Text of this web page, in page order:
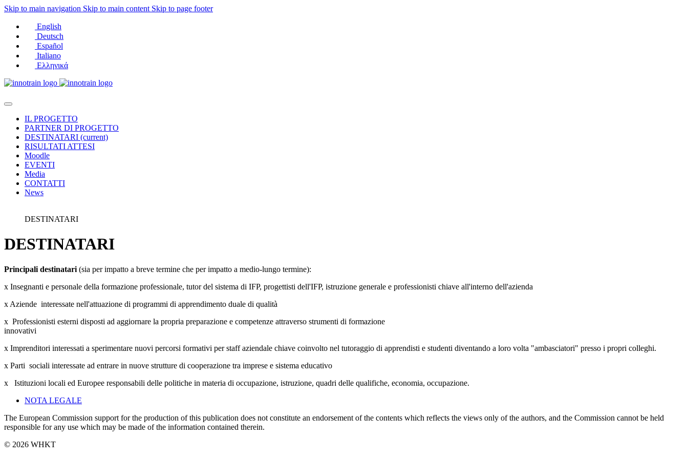
Skip to main navigation Skip to main content Skip to page footer
English
Deutsch
Español
Italiano
Ελληνικά
IL PROGETTO
PARTNER DI PROGETTO
DESTINATARI (current)
RISULTATI ATTESI
Moodle
EVENTI
Media
CONTATTI
News
DESTINATARI
DESTINATARI
Principali destinatari (sia per impatto a breve termine che per impatto a medio-lungo termine):
x Insegnanti e personale della formazione professionale, tutor del sistema di IFP, progettisti dell'IFP, istruzione generale e professionisti chiave all'interno dell'azienda
x Aziende interessate nell'attuazione di programmi di apprendimento duale di qualità
x Professionisti esterni disposti ad aggiornare la propria preparazione e competenze attraverso strumenti di formazione
innovativi
x Imprenditori interessati a sperimentare nuovi percorsi formativi per staff aziendale chiave coinvolto nel tutoraggio di apprendisti e studenti diventando a loro volta "ambasciatori" presso i propri colleghi.
x Parti sociali interessate ad entrare in nuove strutture di cooperazione tra imprese e sistema educativo
x Istituzioni locali ed Europee responsabili delle politiche in materia di occupazione, istruzione, quadri delle qualifiche, economia, occupazione.
NOTA LEGALE
The European Commission support for the production of this publication does not constitute an endorsement of the contents which reflects the views only of the authors, and the Commission cannot be held
responsi­ble for any use which may be made of the information contained therein.
© 2026 WHKT